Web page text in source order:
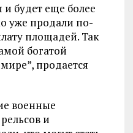
и будет еще более
уже продали по-
площадей. Так
богатой
продается
военные
и